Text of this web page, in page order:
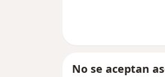
No se aceptan